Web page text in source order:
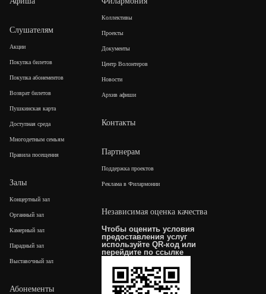
Слушателям
Акции
Покупка билетов
Покупка абонементов
Возврат билетов
Пушкинская карта
Доступная среда
Многодетным семьям
Правила посещения
Залы
Концертный зал
Органный зал
Камерный зал
Парадный зал
Выставочный зал
Абонементы
Коллективы
Проекты
Документы
Центр Волонтеров
Новости
Архив афиши
Контакты
Партнерам
Поддержка проектов
Реклама в Филармонии
Независимая оценка качества
Чтобы оценить условия
предоставления услуг
используйте QR-код или
перейдите поссылке